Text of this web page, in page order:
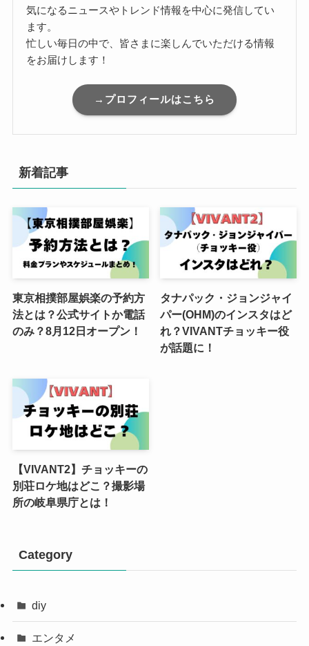
気になるニュースやトレンド情報を中心に発信してい
ます。
忙しい毎日の中で、皆さまに楽しんでいただける情報
をお届けします！
→プロフィールはこちら
新着記事
東京相撲部屋娯楽の予約方
法とは？公式サイトか電話
のみ？8月12日オープン！
タナパック・ジョンジャイ
パー(OHM)のインスタはど
れ？VIVANTチョッキー役
が話題に！
【VIVANT2】チョッキーの
別荘ロケ地はどこ？撮影場
所の岐阜県庁とは！
Category
diy
エンタメ